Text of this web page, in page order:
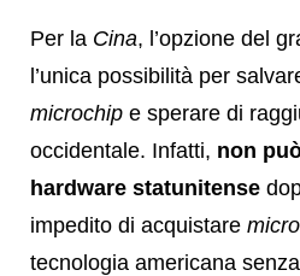
Per la Cina, l’opzione del
l’unica possibilità per
microchip e sperare di
occidentale. Infatti, non
hardware statunitense
impedito di acquistare
tecnologia americana